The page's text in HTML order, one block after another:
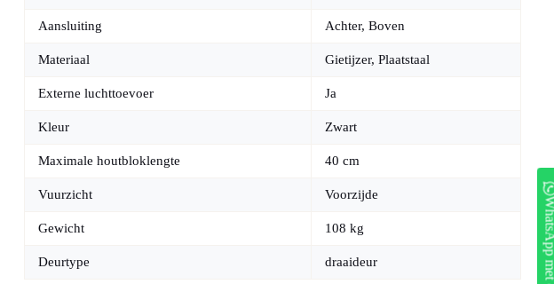
Aansluiting Achter, Boven
Materiaal Gietijzer, Plaatstaal
Externe luchttoevoer Ja
Kleur Zwart
Maximale houtbloklengte 40 cm
Vuurzicht Voorzijde
Gewicht 108 kg
Deurtype draaideur